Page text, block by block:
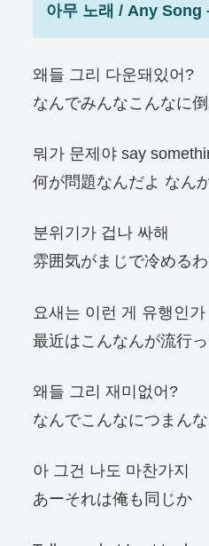
아무 노래 / Any Song
왜들 그리 다운돼있어?
なんでみんなこんなに
뭐가 문제야 say
何が問題なんだよ なん
분위기가 겁나 싸해
雰囲気がまじで冷めるわ
요새는 이런 게 유행인가
最近はこんなんが流行
왜들 그리 재미없어?
なんでこんなにつまん
아 그건 나도 마찬가지
あーそれは俺も同じか